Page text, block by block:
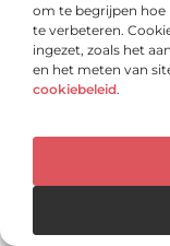
om te begrijpen
te verbeteren.
ingezet, zoals het
en het meten van
cookiebeleid.
WINKELEN
Ontdek de